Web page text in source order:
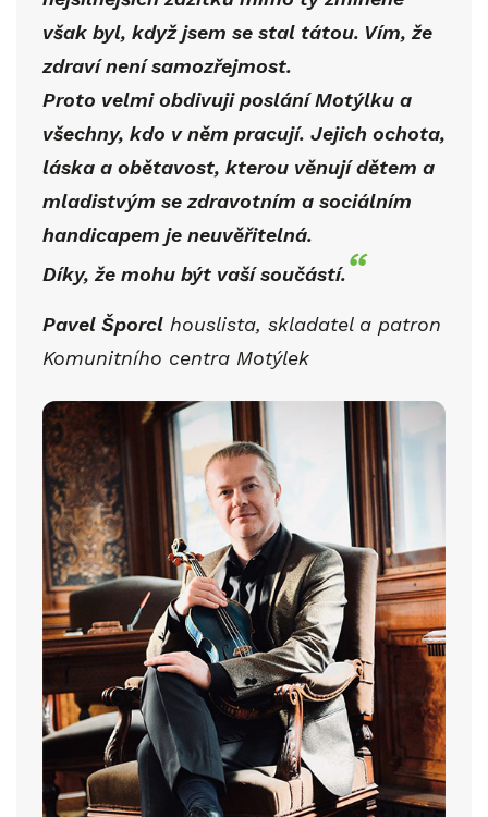
však byl, když jsem se stal tátou. Vím, že
zdraví není samozřejmost.
Proto velmi obdivuji poslání Motýlku a
všechny, kdo v něm pracují. Jejich ochota,
láska a obětavost, kterou věnují dětem a
mladistvým se zdravotním a sociálním
handicapem je neuvěřitelná.
Díky, že mohu být vaší součástí.
Pavel Šporcl houslista, skladatel a patron
Komunitního centra Motýlek